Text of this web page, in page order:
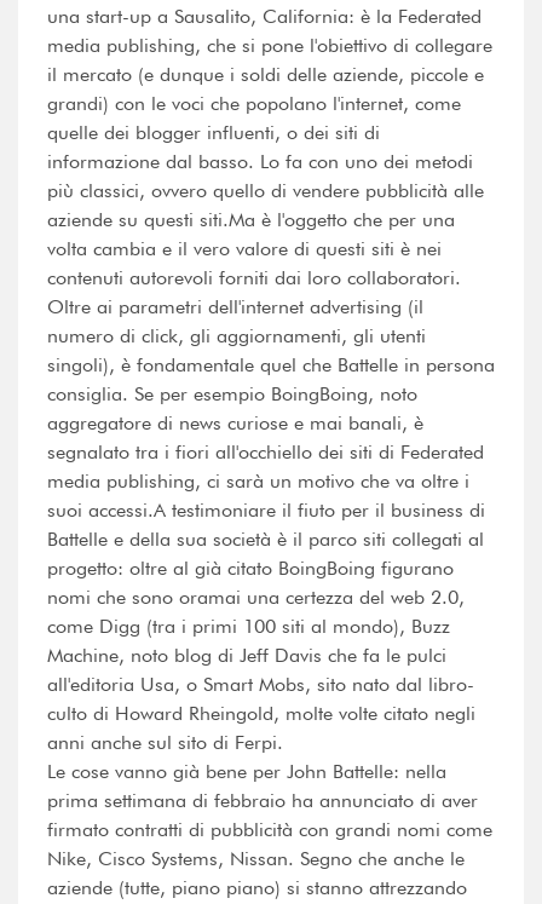
una start-up a Sausalito, California: è la Federated
media publishing, che si pone l'obiettivo di collegare
il mercato (e dunque i soldi delle aziende, piccole e
grandi) con le voci che popolano l'internet, come
quelle dei blogger influenti, o dei siti di
informazione dal basso. Lo fa con uno dei metodi
più classici, ovvero quello di vendere pubblicità alle
aziende su questi siti.Ma è l'oggetto che per una
volta cambia e il vero valore di questi siti è nei
contenuti autorevoli forniti dai loro collaboratori.
Oltre ai parametri dell'internet advertising (il
numero di click, gli aggiornamenti, gli utenti
singoli), è fondamentale quel che Battelle in persona
consiglia. Se per esempio BoingBoing, noto
aggregatore di news curiose e mai banali, è
segnalato tra i fiori all'occhiello dei siti di Federated
media publishing, ci sarà un motivo che va oltre i
suoi accessi.A testimoniare il fiuto per il business di
Battelle e della sua società è il parco siti collegati al
progetto: oltre al già citato BoingBoing figurano
nomi che sono oramai una certezza del web 2.0,
come Digg (tra i primi 100 siti al mondo), Buzz
Machine, noto blog di Jeff Davis che fa le pulci
all'editoria Usa, o Smart Mobs, sito nato dal libro-
culto di Howard Rheingold, molte volte citato negli
anni anche sul sito di Ferpi.
Le cose vanno già bene per John Battelle: nella
prima settimana di febbraio ha annunciato di aver
firmato contratti di pubblicità con grandi nomi come
Nike, Cisco Systems, Nissan. Segno che anche le
aziende (tutte, piano piano) si stanno attrezzando